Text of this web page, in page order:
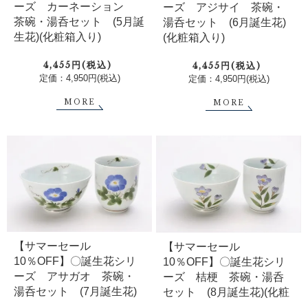
ーズ カーネーション
茶碗・湯呑セット (5月誕
生花)(化粧箱入り)
4,455円(税込)
定価：4,950円(税込)
MORE
ーズ アジサイ 茶碗・
湯呑セット (6月誕生花)
(化粧箱入り)
4,455円(税込)
定価：4,950円(税込)
MORE
【サマーセール
10％OFF】〇誕生花シリ
ーズ アサガオ 茶碗・
湯呑セット (7月誕生花)
【サマーセール
10％OFF】〇誕生花シリ
ーズ 桔梗 茶碗・湯呑
セット (8月誕生花)(化粧